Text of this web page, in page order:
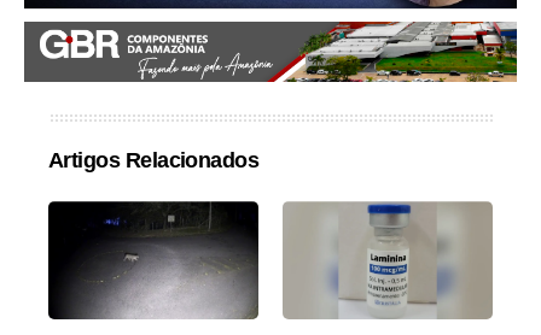
Artigos Relacionados